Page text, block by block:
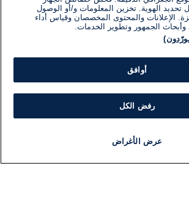
الهوية. تخزين المعلومات و/أو الوصول
الإعلانات والمحتوى المخصصان وقياس أداء
وأبحاث الجمهور وتطوير الخدمات.
أوافق
رفض الكل
عرض الأغراض